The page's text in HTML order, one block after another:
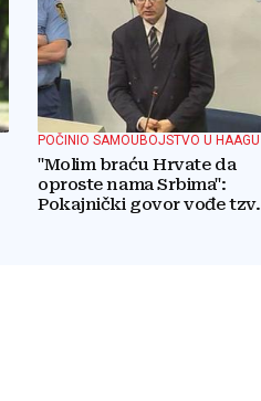
POČINIO SAMOUBOJSTVO U HAAGU
"Molim braću Hrvate da
oproste nama Srbima":
Pokajnički govor vođe tzv.